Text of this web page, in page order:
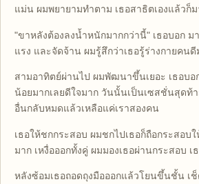
แม่น ผมพยายามทำตาม เธอสาธิตเองแล้วก็
"ขาหลังต้องลงน้ำหนักมากกว่านี้" เธอบอก มา
แรง และจัดจ้าน ผมรู้สึกว่าเธอรู้ร่างกายคนดี
สามอาทิตย์ผ่านไป ผมพัฒนาขึ้นเยอะ เธอบอ
น้อยมากเลยดีใจมาก วันนั้นเป็นเซสชั่นสุดท้
อื่นกลับหมดแล้วเหลือแค่เราสองคน
เธอให้ชกกระสอบ ผมชกไปเธอก็ถือกระสอบ
มาก เหงื่อออกทั้งคู่ ผมมองเธอผ่านกระสอบ เ
หลังซ้อมเธอถอดถุงมือออกแล้วโยนขึ้นชั้น เช็